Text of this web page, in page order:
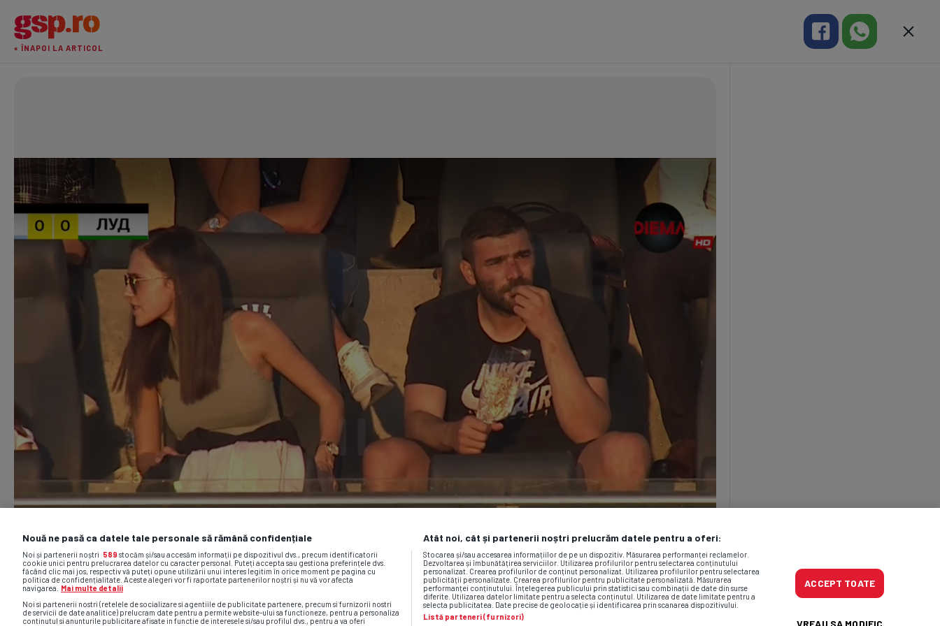
« ÎNAPOI LA ARTICOL
Nouă ne pasă ca datele tale personale să rămână confidențiale
Noi și partenerii noștri 589 stocăm și/sau accesăm informații pe dispozitivul dvs., precum identificatorii
cookie unici pentru prelucrarea datelor cu caracter personal. Puteți accepta sau gestiona preferințele dvs.
făcând clic mai jos, respectiv vă puteți opune utilizării unui interes legitim în orice moment pe pagina cu
politica de confidențialitate. Aceste alegeri vor fi raportate partenerilor noștri și nu vă vor afecta
navigarea.
Mai multe detalii
Noi si partenerii nostri (retelele de socializare si agentiile de publicitate partenere, precum si furnizorii nostri
de servicii de date analitice) prelucram date pentru a permite website-ului sa functioneze, pentru a personaliza
continutul si anunturile publicitare afisate in functie de interesele si/sau profilul dvs., pentru a va oferi
Atât noi, cât și partenerii noștri prelucrăm datele pentru a oferi:
Stocarea și/sau accesarea informațiilor de pe un dispozitiv. Măsurarea performanței reclamelor.
Dezvoltarea și îmbunătățirea serviciilor. Utilizarea profilurilor pentru selectarea conținutului
personalizat. Crearea profilurilor de conținut personalizat. Utilizarea profilurilor pentru selectarea
publicității personalizate. Crearea profilurilor pentru publicitate personalizată. Măsurarea
performanței conținutului. Înțelegerea publicului prin statistici sau combinații de date din surse
diferite. Utilizarea datelor limitate pentru a selecta conținutul. Utilizarea de date limitate pentru a
selecta publicitatea. Date precise de geolocație și identificarea prin scanarea dispozitivului.
Listă parteneri (furnizori)
ACCEPT TOATE
VREAU SA MODIFIC